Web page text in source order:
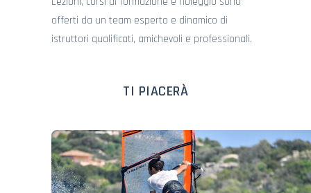
offerti da un team esperto e dinamico di
istruttori qualificati, amichevoli e professionali.
TI PIACERÀ
Questa è stata la specialità del Club per molti anni ed è